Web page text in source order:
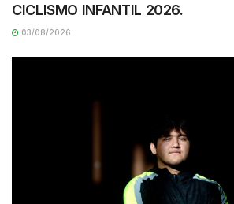
CICLISMO INFANTIL 2026.
03/08/2026